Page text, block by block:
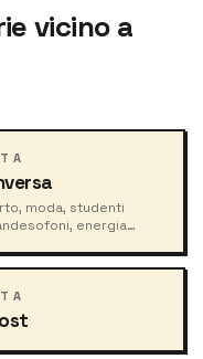
vicino a
A
moda, studenti
energia
A